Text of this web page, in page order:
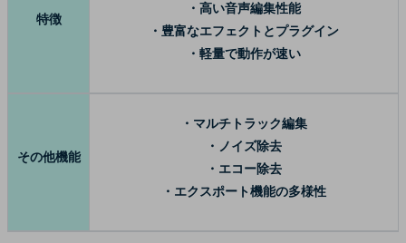
特徴
・高い音声編集性能
・豊富なエフェクトとプラグイン
・軽量で動作が速い
その他機能
・マルチトラック編集
・ノイズ除去
・エコー除去
・エクスポート機能の多様性